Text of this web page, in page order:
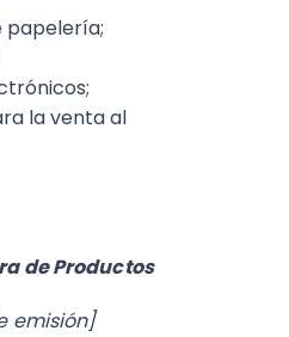
papelería;
la venta al
de Productos
emisión]